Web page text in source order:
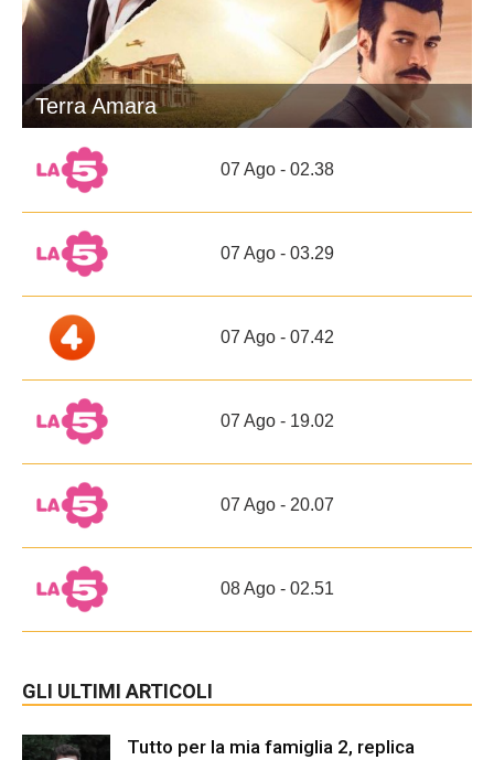
Terra Amara
07 Ago - 02.38
07 Ago - 03.29
07 Ago - 07.42
07 Ago - 19.02
07 Ago - 20.07
08 Ago - 02.51
GLI ULTIMI ARTICOLI
Tutto per la mia famiglia 2, replica